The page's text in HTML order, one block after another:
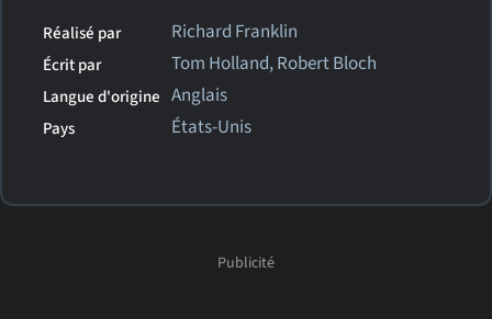
Réalisé par Richard Franklin
Écrit par Tom Holland, Robert Bloch
Langue d'origine Anglais
Pays États-Unis